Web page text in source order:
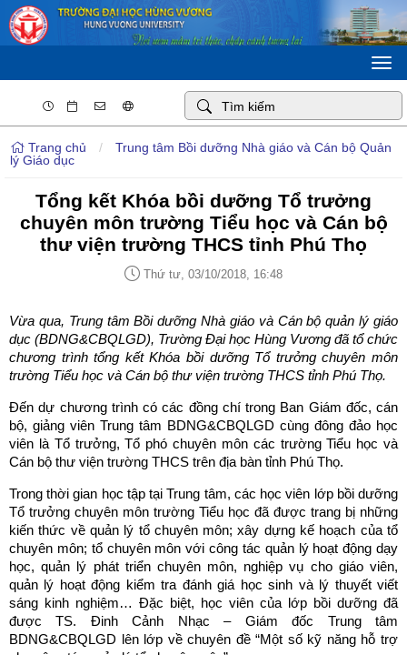
Trang chủ /
Trung tâm Bồi dưỡng Nhà giáo và Cán bộ Quản
lý Giáo dục
Tổng kết Khóa bồi dưỡng Tổ trưởng
chuyên môn trường Tiểu học và Cán bộ
thư viện trường THCS tỉnh Phú Thọ
Thứ tư, 03/10/2018, 16:48
Vừa qua, Trung tâm Bồi dưỡng Nhà giáo và Cán bộ quản lý giáo
dục (BDNG&CBQLGD), Trường Đại học Hùng Vương đã tổ chức
chương trình tổng kết Khóa bồi dưỡng Tổ trưởng chuyên môn
trường Tiểu học và Cán bộ thư viện trường THCS tỉnh Phú Thọ.
Đến dự chương trình có các đồng chí trong Ban Giám đốc, cán
bộ, giảng viên Trung tâm BDNG&CBQLGD cùng đông đảo học
viên là Tổ trưởng, Tổ phó chuyên môn các trường Tiểu học và
Cán bộ thư viện trường THCS trên địa bàn tỉnh Phú Thọ.
Trong thời gian học tập tại Trung tâm, các học viên lớp bồi dưỡng
Tổ trưởng chuyên môn trường Tiểu học đã được trang bị những
kiến thức về quản lý tổ chuyên môn; xây dựng kế hoạch của tổ
chuyên môn; tổ chuyên môn với công tác quản lý hoạt động dạy
học, quản lý phát triển chuyên môn, nghiệp vụ cho giáo viên,
quản lý hoạt động kiểm tra đánh giá học sinh và lý thuyết viết
sáng kinh nghiệm… Đặc biệt, học viên của lớp bồi dưỡng đã
được TS. Đinh Cảnh Nhạc – Giám đốc Trung tâm
BDNG&CBQLGD lên lớp về chuyên đề “Một số kỹ năng hỗ trợ